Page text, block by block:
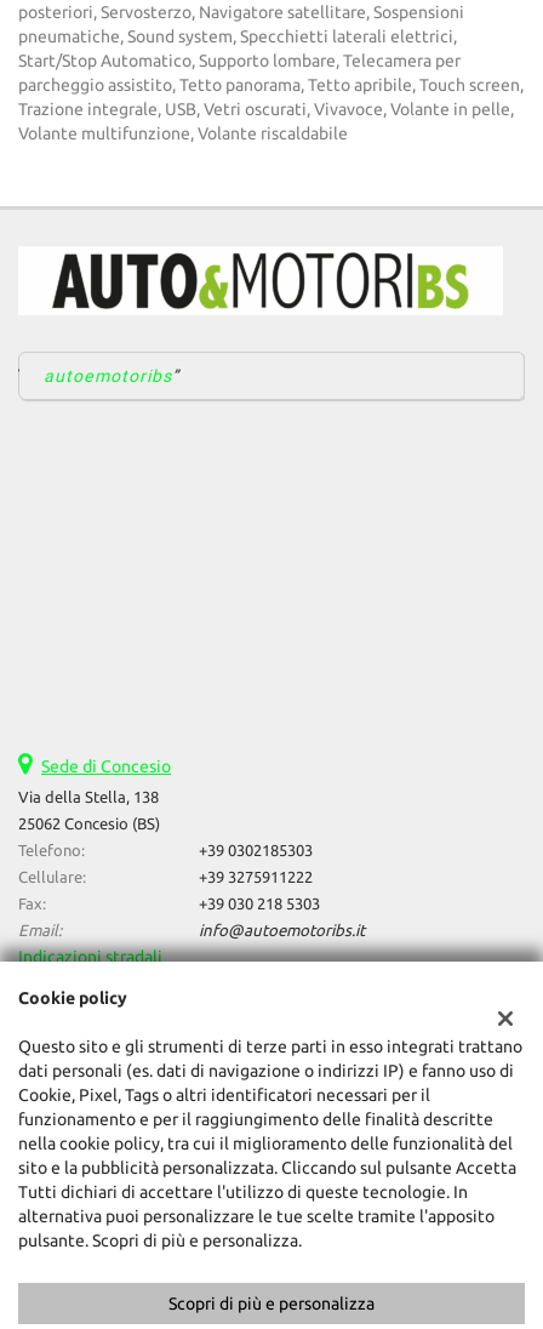
posteriori, Servosterzo, Navigatore satellitare, Sospensioni
pneumatiche, Sound system, Specchietti laterali elettrici,
Start/Stop Automatico, Supporto lombare, Telecamera per
parcheggio assistito, Tetto panorama, Tetto apribile, Touch screen,
Trazione integrale, USB, Vetri oscurati, Vivavoce, Volante in pelle,
Volante multifunzione, Volante riscaldabile
autoemotoribs
Sede di Concesio
Via della Stella, 138
25062 Concesio (BS)
Telefono:
+39 0302185303
Cellulare:
+39 3275911222
Fax:
+39 030 218 5303
Email:
info@autoemotoribs.it
Indicazioni stradali
Dati fiscali:
Auto & Motori Di Daniele Bagozzi
Via della Stella, 138, Concesio (BS)
C.F/P.IVA:03856060987
Registro delle imprese:BS
Cookie policy
Questo sito e gli strumenti di terze parti in esso integrati trattano
dati personali (es. dati di navigazione o indirizzi IP) e fanno uso di
Cookie, Pixel, Tags o altri identificatori necessari per il
funzionamento e per il raggiungimento delle finalità descritte
nella cookie policy, tra cui il miglioramento delle funzionalità del
sito e la pubblicità personalizzata. Cliccando sul pulsante Accetta
Tutti dichiari di accettare l'utilizzo di queste tecnologie. In
alternativa puoi personalizzare le tue scelte tramite l'apposito
pulsante. Scopri di più e personalizza.
Scopri di più e personalizza